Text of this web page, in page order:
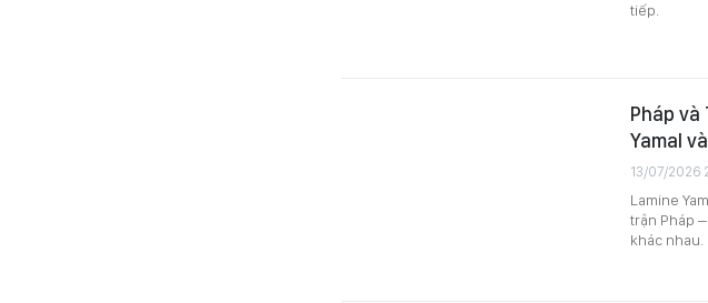
tiếp.
Pháp và
Yamal
13/07/2026
Lamine
trận Pháp
khác nhau.